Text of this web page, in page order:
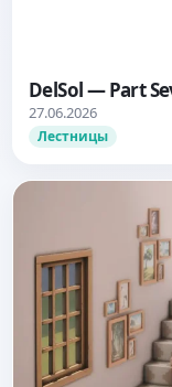
DelSol — Part
27.06.2026
Лестницы